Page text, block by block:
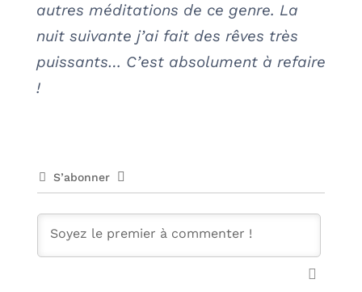
autres méditations de ce genre. La
nuit suivante j’ai fait des rêves très
puissants… C’est absolument à refaire
!
S’abonner